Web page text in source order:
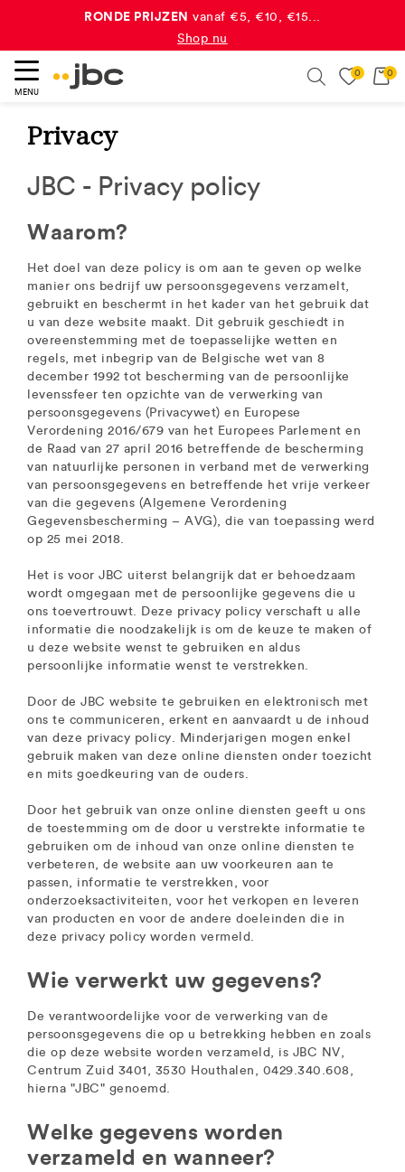
Meer info
MENU
0 0
Privacy
JBC - Privacy policy
Waarom?
Het doel van deze policy is om aan te geven op welke
manier ons bedrijf uw persoonsgegevens verzamelt,
gebruikt en beschermt in het kader van het gebruik dat
u van deze website maakt. Dit gebruik geschiedt in
overeenstemming met de toepasselijke wetten en
regels, met inbegrip van de Belgische wet van 8
december 1992 tot bescherming van de persoonlijke
levenssfeer ten opzichte van de verwerking van
persoonsgegevens (Privacywet) en Europese
Verordening 2016/679 van het Europees Parlement en
de Raad van 27 april 2016 betreffende de bescherming
van natuurlijke personen in verband met de verwerking
van persoonsgegevens en betreffende het vrije verkeer
van die gegevens (Algemene Verordening
Gegevensbescherming – AVG), die van toepassing werd
op 25 mei 2018.
Het is voor JBC uiterst belangrijk dat er behoedzaam
wordt omgegaan met de persoonlijke gegevens die u
ons toevertrouwt. Deze privacy policy verschaft u alle
informatie die noodzakelijk is om de keuze te maken of
u deze website wenst te gebruiken en aldus
persoonlijke informatie wenst te verstrekken.
Door de JBC website te gebruiken en elektronisch met
ons te communiceren, erkent en aanvaardt u de inhoud
van deze privacy policy. Minderjarigen mogen enkel
gebruik maken van deze online diensten onder toezicht
en mits goedkeuring van de ouders.
Door het gebruik van onze online diensten geeft u ons
de toestemming om de door u verstrekte informatie te
gebruiken om de inhoud van onze online diensten te
verbeteren, de website aan uw voorkeuren aan te
passen, informatie te verstrekken, voor
onderzoeksactiviteiten, voor het verkopen en leveren
van producten en voor de andere doeleinden die in
deze privacy policy worden vermeld.
Wie verwerkt uw gegevens?
De verantwoordelijke voor de verwerking van de
persoonsgegevens die op u betrekking hebben en zoals
die op deze website worden verzameld, is JBC NV,
Centrum Zuid 3401, 3530 Houthalen, 0429.340.608,
hierna "JBC" genoemd.
Welke gegevens worden
verzameld en wanneer?